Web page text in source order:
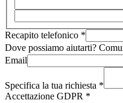
Recapito telefonico *
richiesta
Dove
Dove possiamo aiutarti?
Email
Specifica la tua richiesta *
Accettazione GDPR *